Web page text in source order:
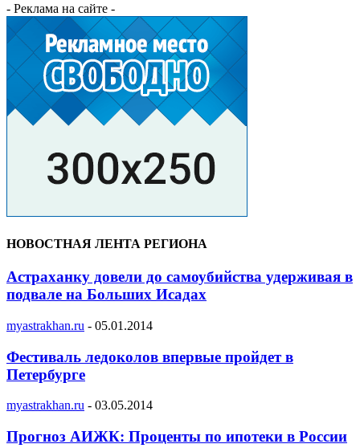
- Реклама на сайте -
НОВОСТНАЯ ЛЕНТА РЕГИОНА
Астраханку довели до самоубийства удерживая в
подвале на Больших Исадах
myastrakhan.ru - 05.01.2014
Фестиваль ледоколов впервые пройдет в
Петербурге
myastrakhan.ru - 03.05.2014
Прогноз АИЖК: Проценты по ипотеки в России